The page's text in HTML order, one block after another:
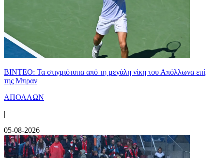
ΒΙΝΤΕΟ: Τα στιγμιότυπα από τη μεγάλη νίκη του Απόλλωνα επί
της Μπραν
ΑΠΟΛΛΩΝ
|
05-08-2026